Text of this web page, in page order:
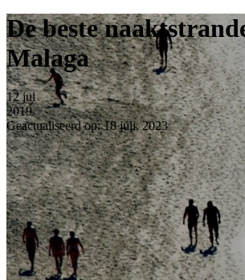
De beste
Malaga
12 jul
2019
Geactualiseerd op: 18 juli, 2023